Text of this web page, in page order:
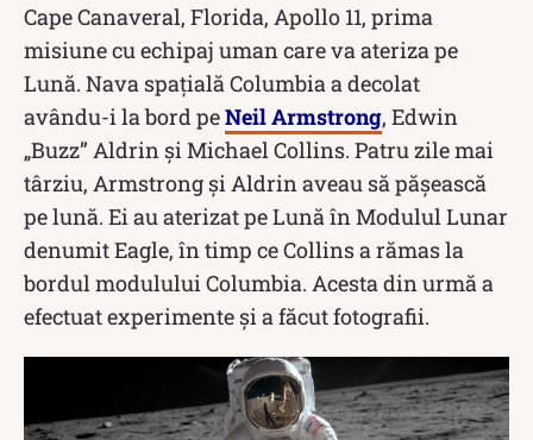
Cape Canaveral, Florida, Apollo 11, prima
misiune cu echipaj uman care va ateriza pe
Lună. Nava spațială Columbia a decolat
avându-i la bord peNeil Armstrong, Edwin
„Buzz” Aldrin și Michael Collins. Patru zile mai
târziu, Armstrong și Aldrin aveau să pășească
pe lună. Ei au aterizat pe Lună în Modulul Lunar
denumit Eagle, în timp ce Collins a rămas la
bordul modulului Columbia. Acesta din urmă a
efectuat experimente și a făcut fotografii.